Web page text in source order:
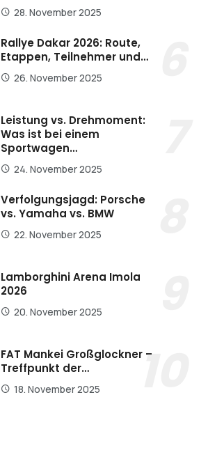
28. November 2025
Rallye Dakar 2026: Route,
Etappen, Teilnehmer und…
26. November 2025
Leistung vs. Drehmoment:
Was ist bei einem
Sportwagen…
24. November 2025
Verfolgungsjagd: Porsche
vs. Yamaha vs. BMW
22. November 2025
Lamborghini Arena Imola
2026
20. November 2025
FAT Mankei Großglockner –
Treffpunkt der…
18. November 2025